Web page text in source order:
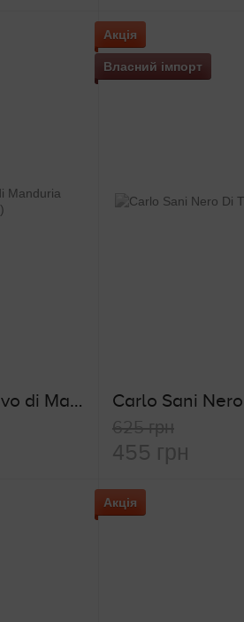
Contessa Carola Primitivo di Manduria (червоне сухе вино)
Акція
Власний імпорт
625 грн
455 грн
Акція